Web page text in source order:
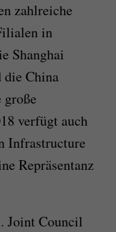
zahlreiche
in
Shanghai
die China
große
verfügt auch
Infrastructure
Repräsentanz
Joint Council